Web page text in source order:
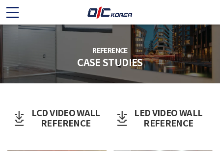
O
I
C
K
R
REFERENCE
CASE STUDIES
LCD VIDEO WALL
REFERENCE
LED VIDEO WALL
REFERENCE